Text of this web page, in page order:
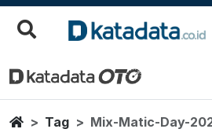
Mix Matic Day
Berita Terbaru
HomeTag Mix-Matic-Day-